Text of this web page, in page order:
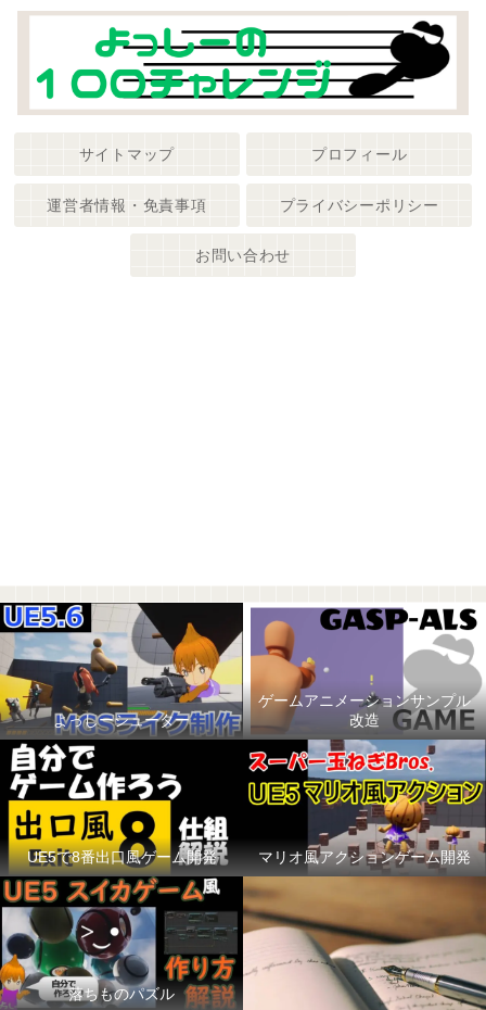
サイトマップ プロフィール
運営者情報・免責事項 プライバシーポリシー
お問い合わせ
よっしーシューター
ゲームアニメーションサンプル
改造
UE5で8番出口風ゲーム開発 マリオ風アクションゲーム開発
落ちものパズル